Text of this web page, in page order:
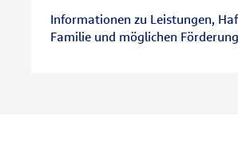
Informationen zu Leistungen,
Familie und möglichen